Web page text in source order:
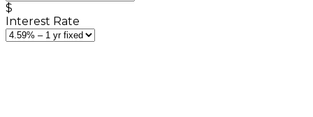
$
Interest Rate